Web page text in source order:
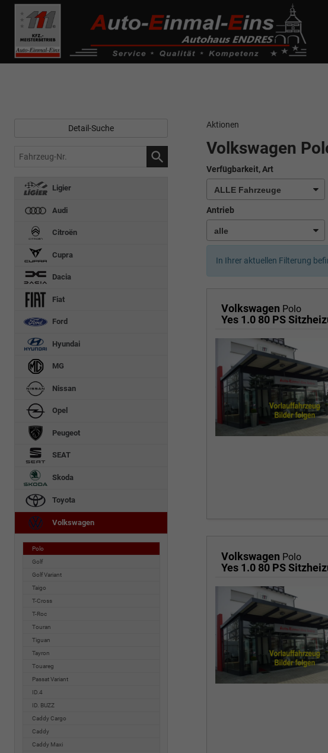
------------ Host Name : selector1._domainkey Points to address or value: selector1-aee-
de0k._domainkey.autoeinmaleins.onmicrosoft.com
Aktionen
Volkswagen
Verfügbarkeit, Art
Antrieb
In Ihrer aktuellen Filterung
Volkswagen Polo
Volkswagen Polo
Detail-Suche
Fahrzeug-
Ligier
Audi
Citroën
Cupra
Dacia
Fiat
Ford
Hyundai
MG
Nissan
Opel
Peugeot
SEAT
Skoda
Toyota
Volkswagen
Polo
Golf
Golf Variant
Taigo
T-Cross
T-Roc
Touran
Tiguan
Tayron
Touareg
Passat Variant
ID.4
ID. BUZZ
Caddy Cargo
Caddy
Caddy Maxi